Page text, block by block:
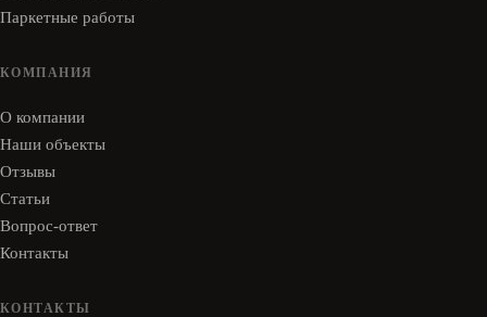
Паркетные работы
КОМПАНИЯ
О компании
Наши объекты
Отзывы
Статьи
Вопрос-ответ
Контакты
КОНТАКТЫ